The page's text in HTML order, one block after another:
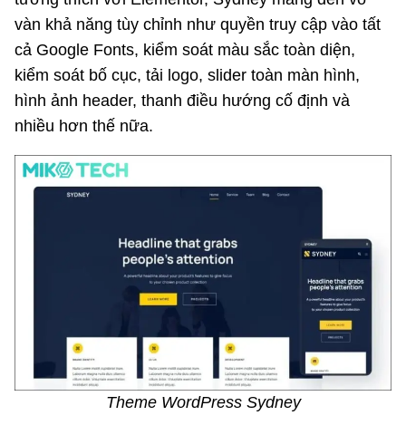
vàn khả năng tùy chỉnh như quyền truy cập vào tất
cả Google Fonts, kiểm soát màu sắc toàn diện,
kiểm soát bố cục, tải logo, slider toàn màn hình,
hình ảnh header, thanh điều hướng cố định và
nhiều hơn thế nữa.
Theme WordPress Sydney